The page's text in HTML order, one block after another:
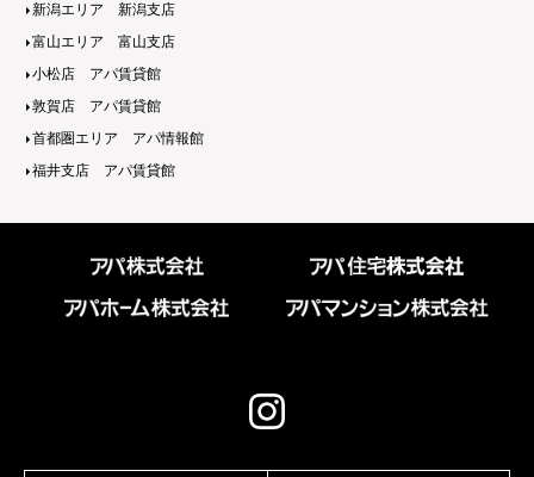
新潟エリア 新潟支店
富山エリア 富山支店
小松店 アパ賃貸館
敦賀店 アパ賃貸館
首都圏エリア アパ情報館
福井支店 アパ賃貸館